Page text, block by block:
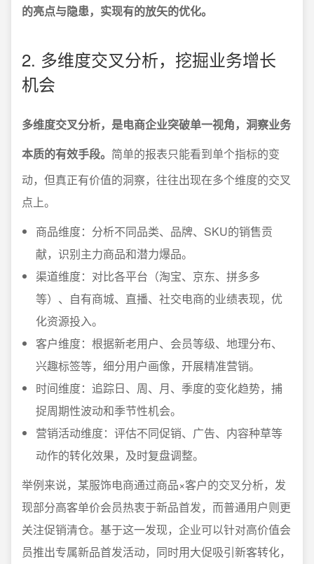
的亮点与隐患，实现有的放矢的优化。
2. 多维度交叉分析，挖掘业务增长
机会
多维度交叉分析，是电商企业突破单一视角，洞察业务
本质的有效手段。 简单的报表只能看到单个指标的变
动，但真正有价值的洞察，往往出现在多个维度的交叉
点上。
商品维度：分析不同品类、品牌、SKU的销售贡
献，识别主力商品和潜力爆品。
渠道维度：对比各平台（淘宝、京东、拼多多
等）、自有商城、直播、社交电商的业绩表现，优
化资源投入。
客户维度：根据新老用户、会员等级、地理分布、
兴趣标签等，细分用户画像，开展精准营销。
时间维度：追踪日、周、月、季度的变化趋势，捕
捉周期性波动和季节性机会。
营销活动维度：评估不同促销、广告、内容种草等
动作的转化效果，及时复盘调整。
举例来说，某服饰电商通过商品×客户的交叉分析，发
现部分高客单价会员热衷于新品首发，而普通用户则更
关注促销清仓。基于这一发现，企业可以针对高价值会
员推出专属新品首发活动，同时用大促吸引新客转化，